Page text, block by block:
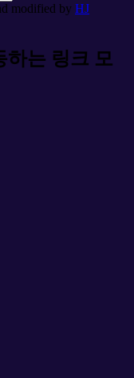
modified by HJ
하는 링크 모